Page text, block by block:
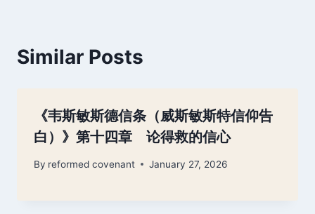
Similar Posts
《韦斯敏斯德信条（威斯敏斯特信仰告
白）》第十四章 论得救的信心
By reformed covenant January 27, 2026